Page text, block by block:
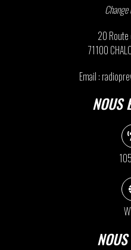
20
71100
Email :
NOUS